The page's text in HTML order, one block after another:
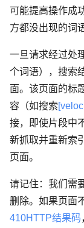
可能提高操作成
方都没出现的词
一旦请求经过处
个词语），搜索
面。该页面的标
容（如搜索
接，即使片段中
新抓取并重新索
页面。
请记住：我们需
删除。如果页面
410HTTP结果码